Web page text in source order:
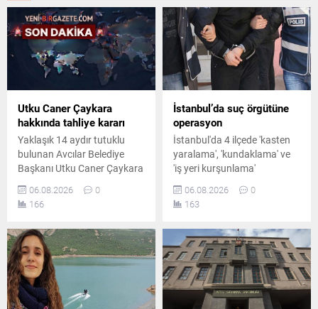
Utku Caner Çaykara
hakkında tahliye kararı
Yaklaşık 14 aydır tutuklu
bulunan Avcılar Belediye
Başkanı Utku Caner Çaykara
hakkında tahliye kararı
verildi. Kararın ardından
yargı sürecinin tutuksuz
öğrenildi.
06.08.2026
0
166
İstanbul’da suç örgütüne
operasyon
İstanbul'da 4 ilçede 'kasten
yaralama', 'kundaklama' ve
'iş yeri kurşunlama'
olaylarına karıştıkları
belirlenen suç örgütüne
yönelik düzenlenen
gözaltına alındı.
Operasyonda 1 çelik yelek ile
1 ruhsatsız tabanca ele
geçirildi.
06.08.2026
0
163